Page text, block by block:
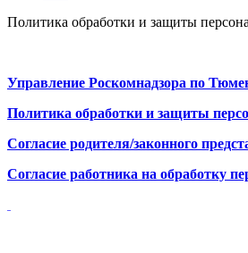
Политика обработки и защиты
Управление Роскомнадзора по
Политика обработки и защиты
Согласие родителя/законного
Согласие работника на обработку